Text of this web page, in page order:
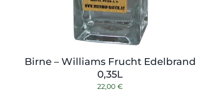
Birne – Williams Frucht Edelbrand
0,35L
22,00 €